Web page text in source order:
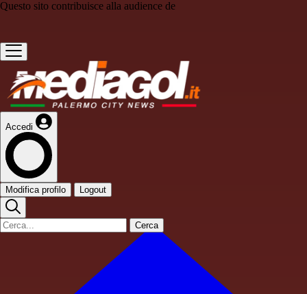
Questo sito contribuisce alla audience de
Accedi
Modifica profilo Logout
Cerca